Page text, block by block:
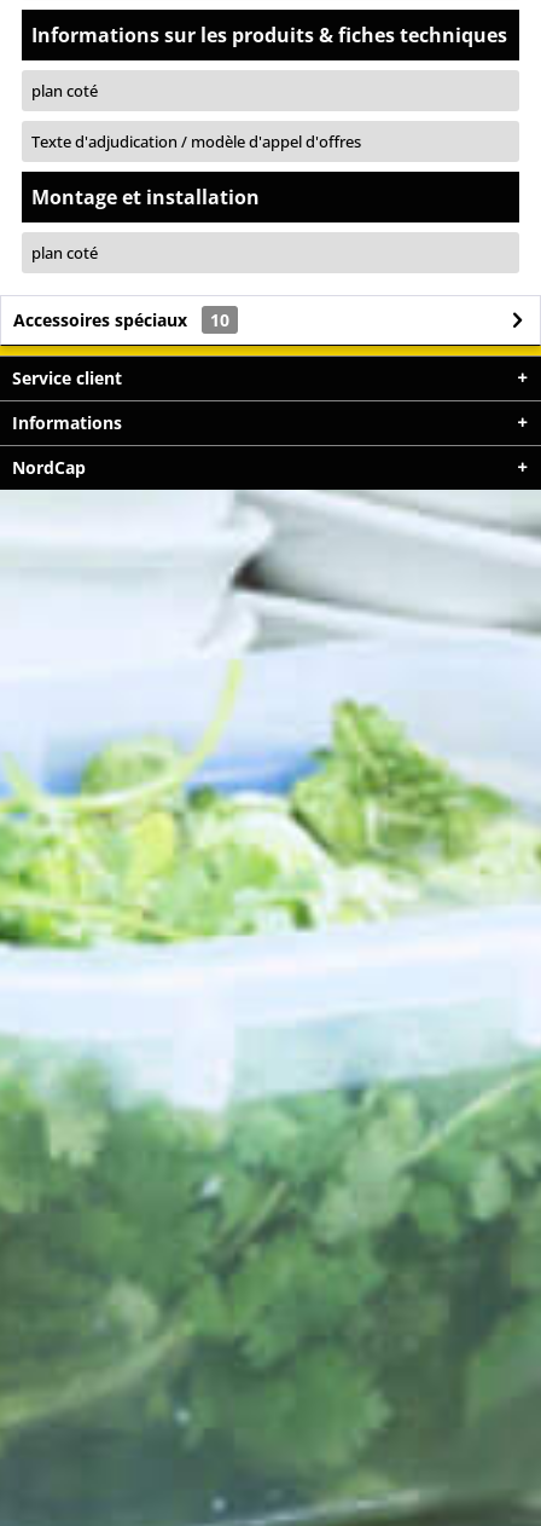
Informations sur les produits & fiches techniques
plan coté
Texte d'adjudication / modèle d'appel d'offres
Montage et installation
plan coté
Accessoires spéciaux 10
Service client
Informations
NordCap